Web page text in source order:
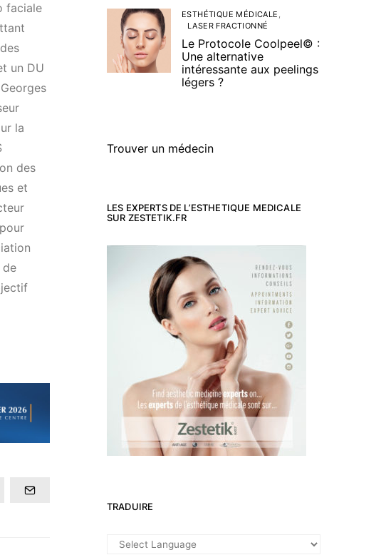
faciale
un DU
la
des
et
de
ESTHÉTIQUE MÉDICALE
LASER FRACTIONNÉ
Le Protocole Coolpeel© :
Une alternative
intéressante aux peelings
légers ?
Trouver un médecin
LES EXPERTS DE L’ESTHETIQUE MEDICALE
SUR ZESTETIK.FR
TRADUIRE